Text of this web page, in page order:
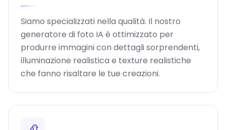
Siamo specializzati nella qualità. Il nostro
generatore di foto IA è ottimizzato per
produrre immagini con dettagli sorprendenti,
illuminazione realistica e texture realistiche
che fanno risaltare le tue creazioni.